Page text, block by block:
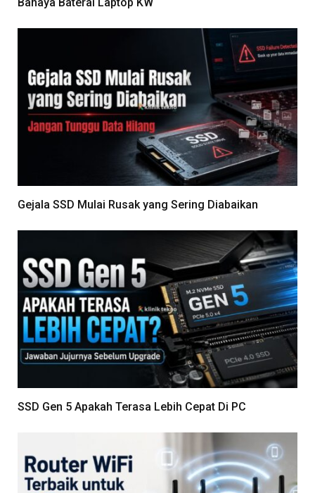
Gejala SSD Mulai Rusak yang Sering Diabaikan
SSD Gen 5 Apakah Terasa Lebih Cepat Di PC